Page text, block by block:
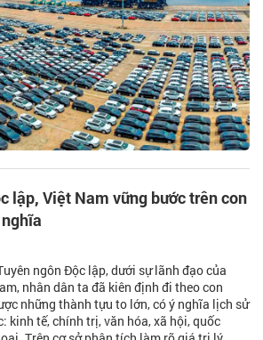
lập, Việt Nam vững bước trên con
ngôn Độc lập, dưới sự lãnh đạo của
nhân dân ta đã kiên định đi theo con
những thành tựu to lớn, có ý nghĩa lịch sử
kinh tế, chính trị, văn hóa, xã hội, quốc